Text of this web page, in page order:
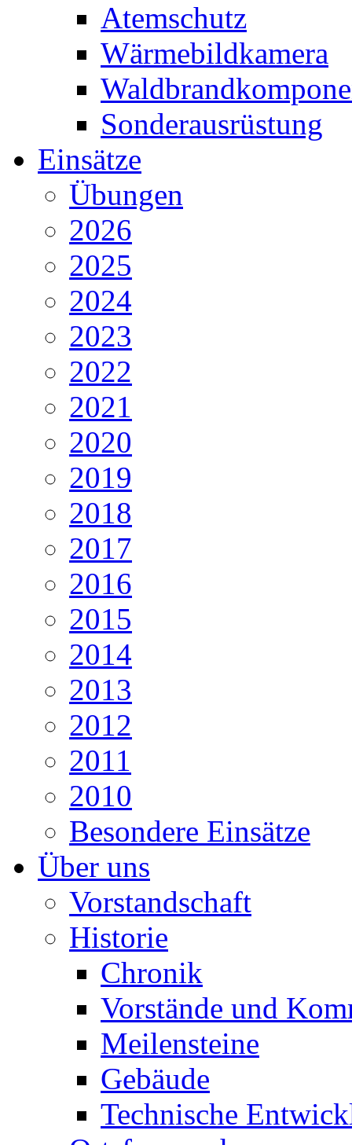
Atemschutz
Wärmebildkamera
Sonderausrüstung
Einsätze
Übungen
2026
2025
2024
2023
2022
2021
2020
2019
2018
2017
2016
2015
2014
2013
2012
2011
2010
Besondere Einsätze
Über uns
Vorstandschaft
Historie
Chronik
Vorstände und
Meilensteine
Gebäude
Technische